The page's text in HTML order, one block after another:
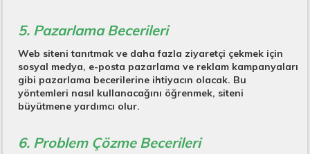
5. Pazarlama Becerileri
Web siteni tanıtmak ve daha fazla ziyaretçi çekmek için
sosyal medya, e-posta pazarlama ve reklam kampanyaları
gibi pazarlama becerilerine ihtiyacın olacak. Bu
yöntemleri nasıl kullanacağını öğrenmek, siteni
büyütmene yardımcı olur.
6. Problem Çözme Becerileri